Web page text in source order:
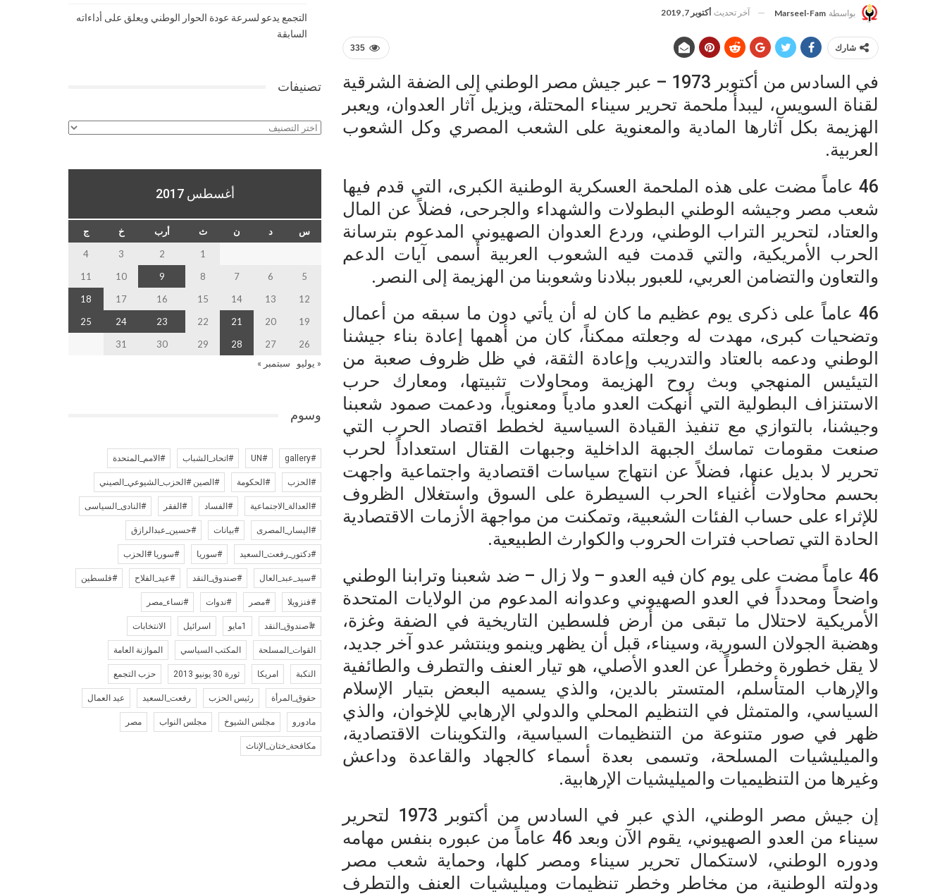
بواسطة Marseel-Fam آخر تحديث أكتوبر 7, 2019
335 شارك
في السادس من أكتوبر 1973 – عبر جيش مصر الوطني إلى الضفة الشرقية
لقناة السويس، ليبدأ ملحمة تحرير سيناء المحتلة، ويزيل آثار العدوان، ويعبر
الهزيمة بكل آثارها المادية والمعنوية على الشعب المصري وكل الشعوب
العربية.
46 عاماً مضت على هذه الملحمة العسكرية الوطنية الكبرى، التي قدم فيها
شعب مصر وجيشه الوطني البطولات والشهداء والجرحى، فضلاً عن المال
والعتاد، لتحرير التراب الوطني، وردع العدوان الصهيوني المدعوم بترسانة
الحرب الأمريكية، والتي قدمت فيه الشعوب العربية أسمى آيات الدعم
والتعاون والتضامن العربي، للعبور ببلادنا وشعوبنا من الهزيمة إلى النصر.
46 عاماً على ذكرى يوم عظيم ما كان له أن يأتي دون ما سبقه من أعمال
وتضحيات كبرى، مهدت له وجعلته ممكناً، كان من أهمها إعادة بناء جيشنا
الوطني ودعمه بالعتاد والتدريب وإعادة الثقة، في ظل ظروف صعبة من
التيئيس المنهجي وبث روح الهزيمة ومحاولات تثبيتها، ومعارك حرب
الاستنزاف البطولية التي أنهكت العدو مادياً ومعنوياً، ودعمت صمود شعبنا
وجيشنا، بالتوازي مع تنفيذ القيادة السياسية لخطط اقتصاد الحرب التي
صنعت مقومات تماسك الجبهة الداخلية وجبهات القتال استعداداً لحرب
تحرير لا بديل عنها، فضلاً عن انتهاج سياسات اقتصادية واجتماعية واجهت
بحسم محاولات أغنياء الحرب السيطرة على السوق واستغلال الظروف
للإثراء على حساب الفئات الشعبية، وتمكنت من مواجهة الأزمات الاقتصادية
الحادة التي تصاحب فترات الحروب والكوارث الطبيعية.
46 عاماً مضت على يوم كان فيه العدو – ولا زال – ضد شعبنا وترابنا الوطني
واضحاً ومحدداً في العدو الصهيوني وعدوانه المدعوم من الولايات المتحدة
الأمريكية لاحتلال ما تبقى من أرض فلسطين التاريخية في الضفة وغزة،
وهضبة الجولان السورية، وسيناء، قبل أن يظهر وينمو وينتشر عدو آخر جديد،
لا يقل خطورة وخطراً عن العدو الأصلي، هو تيار العنف والتطرف والطائفية
والإرهاب المتأسلم، المتستر بالدين، والذي يسميه البعض بتيار الإسلام
السياسي، والمتمثل في التنظيم المحلي والدولي الإرهابي للإخوان، والذي
ظهر في صور متنوعة من التنظيمات السياسية، والتكوينات الاقتصادية،
والميليشيات المسلحة، وتسمى بعدة أسماء كالجهاد والقاعدة وداعش
وغيرها من التنظيميات والميليشيات الإرهابية.
إن جيش مصر الوطني، الذي عبر في السادس من أكتوبر 1973 لتحرير
سيناء من العدو الصهيوني، يقوم الآن وبعد 46 عاماً من عبوره بنفس مهامه
ودوره الوطني، لاستكمال تحرير سيناء ومصر كلها، وحماية شعب مصر
ودولته الوطنية، من مخاطر وخطر تنظيمات وميليشيات العنف والتطرف
التجمع يدعو لسرعة عودة الحوار الوطني ويعلق على أداءاته
السابقة
تصنيفات
تصنيفات
أغسطس 2017
س د ن ث أرب خ
ج
1
2
3
4
5
6
7
8
9
10
11
12
13
14
15
16
17
18
19
20
21
22
23
24
25
26
27
28
29
30
31
« يوليو
سبتمبر »
وسوم
#gallery
#UN #اتحاد_الشباب #الامم_المتحدة
#الحزب #الحكومة #الصين #الحزب_الشيوعي_الصيني
#العدالة_الاجتماعية #الفساد #الفقر #النادى_السياسى
#اليسار_المصرى #بيانات #حسين_عبدالرازق
#دكتور_رفعت_السعيد #سوريا #سوريا #الحزب
#سيد_عبد_العال #صندوق_النقد #عيد_الفلاح #فلسطين
#فنزويلا #مصر #ندوات #نساء_مصر
#ًصندوق_النقد 1مايو اسرائيل الانتخابات
القوات_المسلحة المكتب السياسي الموازنة العامة
النكبة امريكا ثورة 30 يونيو 2013 حزب التجمع
حقوق_المرأة رئيس الحزب رفعت_السعيد عيد العمال
مادورو مجلس الشيوخ مجلس النواب مصر
مكافحة_ختان_الإناث